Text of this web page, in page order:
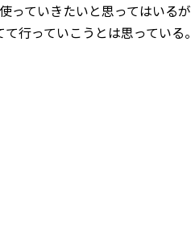
ていきたいと思ってはいる
行っていこうとは思っている。